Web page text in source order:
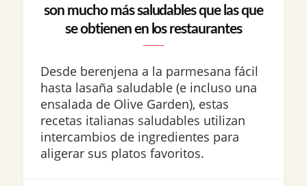
son mucho más saludables que las que
se obtienen en los restaurantes
Desde berenjena a la parmesana fácil
hasta lasaña saludable (e incluso una
ensalada de Olive Garden), estas
recetas italianas saludables utilizan
intercambios de ingredientes para
aligerar sus platos favoritos.